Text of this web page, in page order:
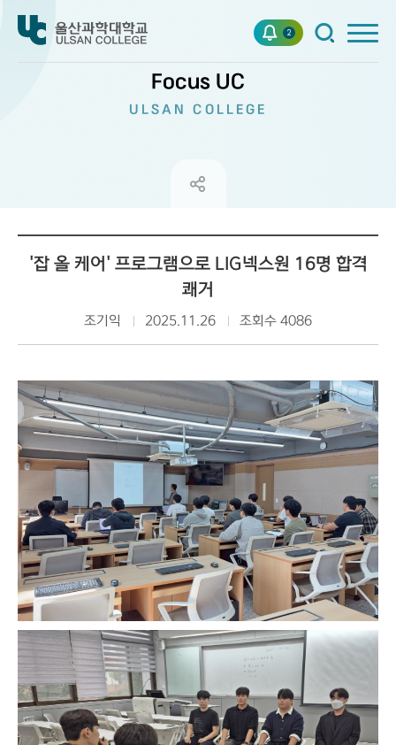
2
Focus UC
ULSAN COLLEGE
'잡 올 케어' 프로그램으로 LIG넥스원 16명 합격
쾌거
조기익 2025.11.26 조회수 4086